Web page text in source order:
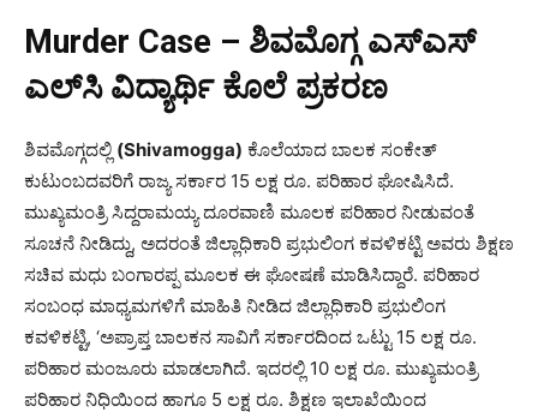
Murder Case – ಶಿವಮೊಗ್ಗ ಎಸ್​ಎಸ್​
ಎಲ್​ಸಿ ವಿದ್ಯಾರ್ಥಿ ಕೊಲೆ ಪ್ರಕರಣ
ಶಿವಮೊಗ್ಗದಲ್ಲಿ (Shivamogga) ಕೊಲೆಯಾದ ಬಾಲಕ ಸಂಕೇತ್
ಕುಟುಂಬದವರಿಗೆ ರಾಜ್ಯ ಸರ್ಕಾರ 15 ಲಕ್ಷ ರೂ. ಪರಿಹಾರ ಘೋಷಿಸಿದೆ.
ಮುಖ್ಯಮಂತ್ರಿ ಸಿದ್ದರಾಮಯ್ಯ ದೂರವಾಣಿ ಮೂಲಕ ಪರಿಹಾರ ನೀಡುವಂತೆ
ಸೂಚನೆ ನೀಡಿದ್ದು, ಅದರಂತೆ ಜಿಲ್ಲಾಧಿಕಾರಿ ಪ್ರಭುಲಿಂಗ ಕವಳಿಕಟ್ಟಿ ಅವರು ಶಿಕ್ಷಣ
ಸಚಿವ ಮಧು ಬಂಗಾರಪ್ಪ ಮೂಲಕ ಈ ಘೋಷಣೆ ಮಾಡಿಸಿದ್ದಾರೆ. ಪರಿಹಾರ
ಸಂಬಂಧ ಮಾಧ್ಯಮಗಳಿಗೆ ಮಾಹಿತಿ ನೀಡಿದ ಜಿಲ್ಲಾಧಿಕಾರಿ ಪ್ರಭುಲಿಂಗ
ಕವಳಿಕಟ್ಟಿ, ‘ಅಪ್ರಾಪ್ತ ಬಾಲಕನ ಸಾವಿಗೆ ಸರ್ಕಾರದಿಂದ ಒಟ್ಟು 15 ಲಕ್ಷ ರೂ.
ಪರಿಹಾರ ಮಂಜೂರು ಮಾಡಲಾಗಿದೆ. ಇದರಲ್ಲಿ 10 ಲಕ್ಷ ರೂ. ಮುಖ್ಯಮಂತ್ರಿ
ಪರಿಹಾರ ನಿಧಿಯಿಂದ ಹಾಗೂ 5 ಲಕ್ಷ ರೂ. ಶಿಕ್ಷಣ ಇಲಾಖೆಯಿಂದ